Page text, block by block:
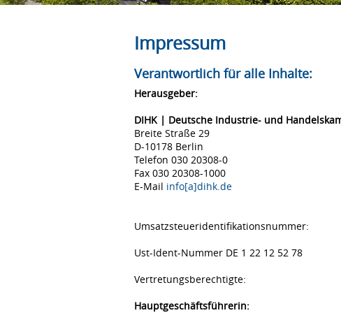
Impressum
Verantwortlich für alle Inhalte:
Herausgeber:
DIHK | Deutsche Industrie- und
Breite Straße 29
D-10178 Berlin
Telefon 030 20308-0
Fax 030 20308-1000
E-Mail info[a]dihk.de
Umsatzsteueridentifikationsnummer:
Ust-Ident-Nummer DE 1 22 12 52 78
Vertretungsberechtigte:
Hauptgeschäftsführerin: